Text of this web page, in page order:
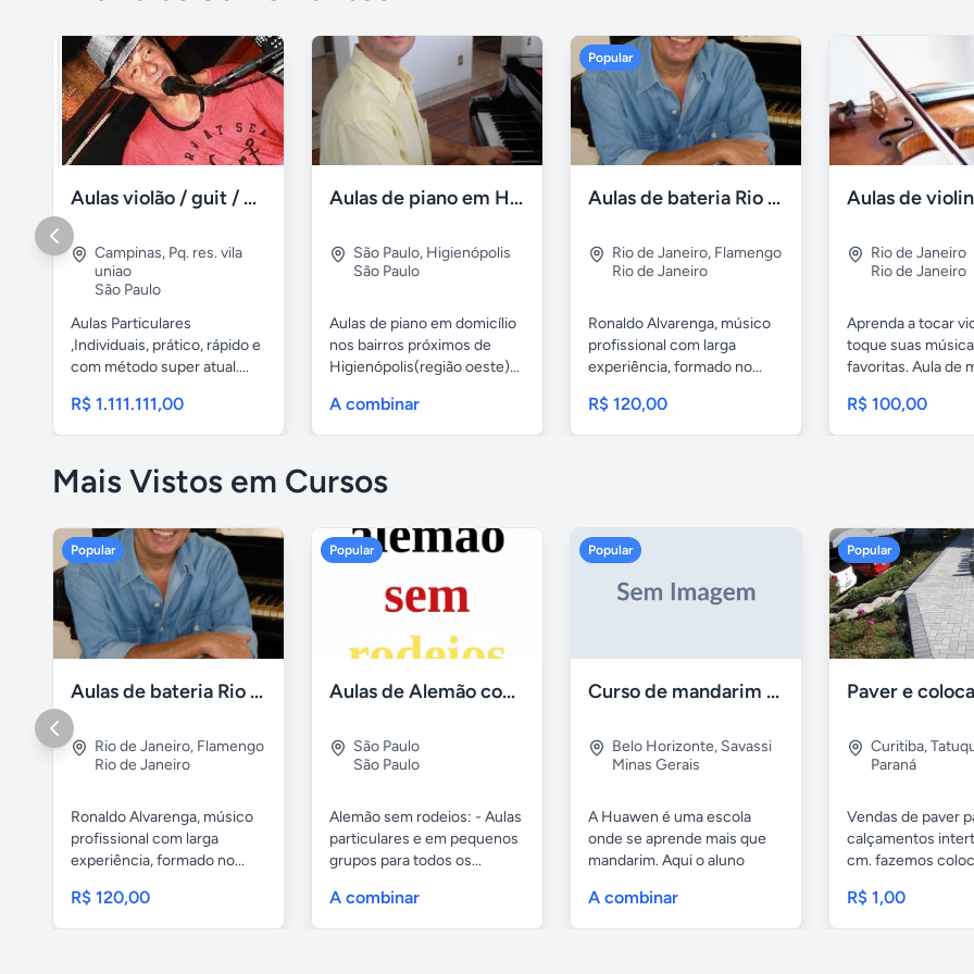
Aulas violão / guit / particular
Campinas, Pq. res. vila
uniao
São Paulo
Aulas Particulares
,Individuais, prático, rápido e
com método super atual....
R$ 1.111.111,00
Aulas de piano em Higienópolis
São Paulo, Higienópolis
São Paulo
Aulas de piano em domicílio
nos bairros próximos de
Higienópolis(região oeste)...
A combinar
Popular
Aulas de bateria Rio de Janeiro
Rio de Janeiro, Flamengo
Rio de Janeiro
Ronaldo Alvarenga, músico
profissional com larga
experiência, formado no...
R$ 120,00
Rio de Janeiro
Rio de Janeiro
Aprenda a tocar
toque suas
favoritas. Aula de
R$ 100,00
Mais Vistos em Cursos
Popular
Aulas de bateria Rio de Janeiro
Rio de Janeiro, Flamengo
Rio de Janeiro
Ronaldo Alvarenga, músico
profissional com larga
experiência, formado no...
R$ 120,00
Popular
Aulas de Alemão com Professor Nativo
São Paulo
São Paulo
Alemão sem rodeios: - Aulas
particulares e em pequenos
grupos para todos os...
A combinar
Popular
Curso de mandarim em belo horizonte
Belo Horizonte, Savassi
Minas Gerais
A Huawen é uma escola
onde se aprende mais que
mandarim. Aqui o aluno
A combinar
Popular
Curitiba,
Paraná
Vendas de paver
calçamentos
cm. fazemos
R$ 1,00